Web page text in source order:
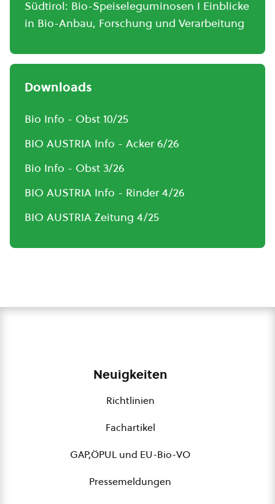
Südtirol: Bio-Speiseleguminosen I Einblicke
in Bio-Anbau, Forschung und Verarbeitung
Downloads
Bio Info - Obst 10/25
BIO AUSTRIA Info - Acker 6/26
Bio Info - Obst 3/26
BIO AUSTRIA Info - Rinder 4/26
BIO AUSTRIA Zeitung 4/25
Neuigkeiten
Richtlinien
Fachartikel
GAP,ÖPUL und EU-Bio-VO
Pressemeldungen